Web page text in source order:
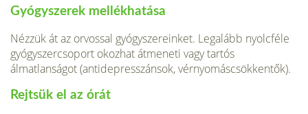
Gyógyszerek mellékhatása
Nézzük át az orvossal gyógyszereinket. Legalább nyolcféle
gyógyszercsoport okozhat átmeneti vagy tartós
álmatlanságot (antidepresszánsok, vérnyomáscsökkentők).
Rejtsük el az órát